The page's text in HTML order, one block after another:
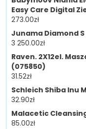
Easy Care Digital
273.00zł
Junama Diamond
3 250.00zł
Raven. 2X12el.
(075850)
31.52zł
Schleich Shiba Inu
32.90zł
Malacetic
85.00zł